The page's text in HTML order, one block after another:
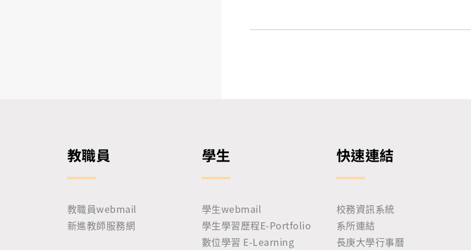
教職員
教職員webmail
新進教師服務網
學生
學生webmail
學生學習歷程E-Portfolio
數位學習 E-Learning
快速連結
校務資訊系統
系所連結
長庚大學行事曆